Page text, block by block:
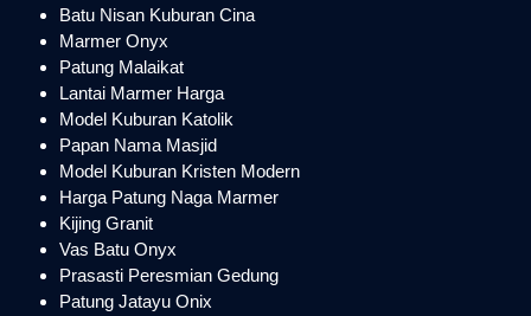
Batu Nisan Kuburan Cina
Marmer Onyx
Patung Malaikat
Lantai Marmer Harga
Model Kuburan Katolik
Papan Nama Masjid
Model Kuburan Kristen Modern
Harga Patung Naga Marmer
Kijing Granit
Vas Batu Onyx
Prasasti Peresmian Gedung
Patung Jatayu Onix